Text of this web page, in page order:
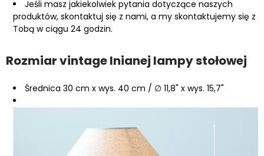
Jeśli masz jakiekolwiek pytania dotyczące naszych
produktów, skontaktuj się z nami, a my skontaktujemy się z
Tobą w ciągu 24 godzin.
Rozmiar vintage lnianej lampy stołowej
Średnica 30 cm x wys. 40 cm / ∅ 11,8" x wys. 15,7"